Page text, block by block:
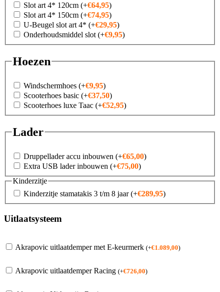
Slot art 4* 120cm (+€64,95)
Slot art 4* 150cm (+€74,95)
U-Beugel slot art 4* (+€29,95)
Onderhoudsmiddel slot (+€9,95)
Hoezen
Windschermhoes (+€9,95)
Scooterhoes basic (+€37,50)
Scooterhoes luxe Taac (+€52,95)
Lader
Druppellader accu inbouwen (+€65,00)
Extra USB lader inbouwen (+€75,00)
Kinderzitje
Kinderzitje stamatakis 3 t/m 8 jaar(+€289,95)
Uitlaatsysteem
Akrapovic uitlaatdemper met E-keurmerk (+€1.089,00)
Akrapovic uitlaatdemper Racing (+€726,00)